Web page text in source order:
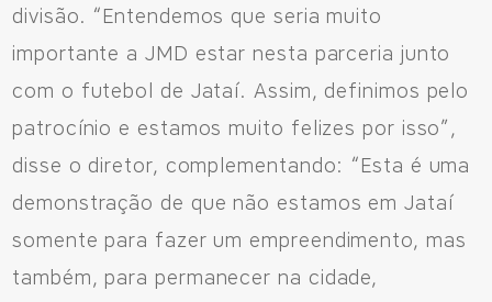
divisão. “Entendemos que seria muito
importante a JMD estar nesta parceria junto
com o futebol de Jataí. Assim, definimos pelo
patrocínio e estamos muito felizes por isso”,
disse o diretor, complementando: “Esta é uma
demonstração de que não estamos em Jataí
somente para fazer um empreendimento, mas
também, para permanecer na cidade,